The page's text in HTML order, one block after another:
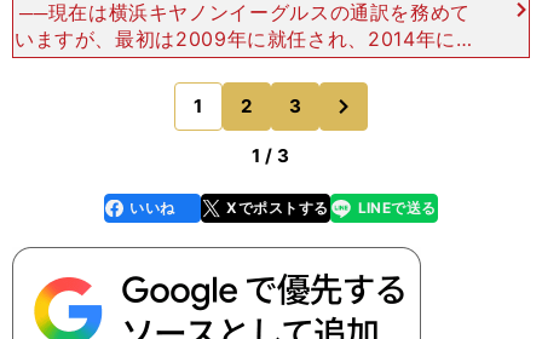
──現在は横浜キヤノンイーグルスの通訳を務めて
いますが、最初は2009年に就任され、2014年に一
度退団される際に「音楽に専念したい」と考えてい
たそうですね。「はい。海外からワールドツアーの
オファー
1 2 3
1 / 3
faceboo
k
いいね Xでポストする
line LINEで送る